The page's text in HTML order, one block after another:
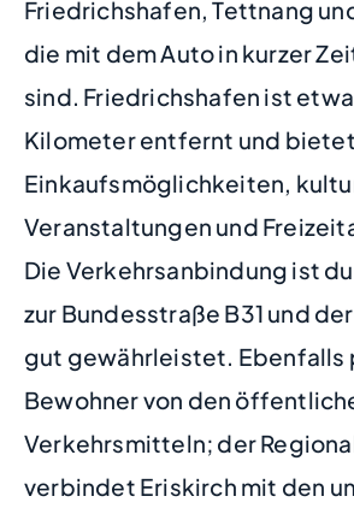
Friedrichshafen, Tettnang
die mit dem Auto in kurzer
sind. Friedrichshafen ist
Kilometer entfernt und
Einkaufsmöglichkeiten,
Veranstaltungen und
Die Verkehrsanbindung ist
zur Bundesstraße B31 und
gut gewährleistet.
Bewohner von den
Verkehrsmitteln; der
verbindet Eriskirch mit den